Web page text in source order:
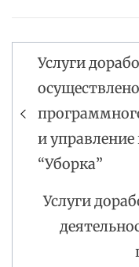
по
записям
Услуги
и
“Уборка”
Услуги